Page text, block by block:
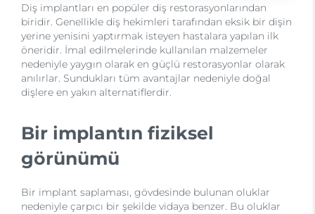
Diş implantları en popüler diş restorasyonlarından
biridir. Genellikle diş hekimleri tarafından eksik bir dişin
yerine yenisini yaptırmak isteyen hastalara yapılan ilk
öneridir. İmal edilmelerinde kullanılan malzemeler
nedeniyle yaygın olarak en güçlü restorasyonlar olarak
anılırlar. Sundukları tüm avantajlar nedeniyle doğal
dişlere en yakın alternatiflerdir.
Bir implantın fiziksel
görünümü
Bir implant saplaması, gövdesinde bulunan oluklar
nedeniyle çarpıcı bir şekilde vidaya benzer. Bu oluklar